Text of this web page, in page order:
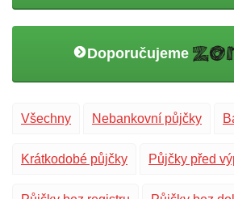
Doporučujeme
Všechny Nebankovní půjčky
Krátkodobé půjčky Půjčky před